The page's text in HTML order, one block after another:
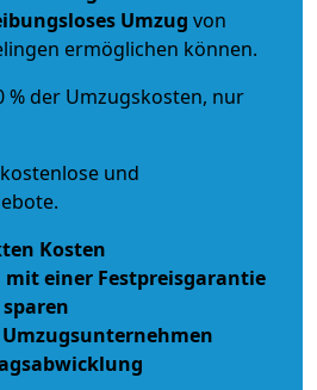
Umzug von
ermöglichen können.
% der Umzugskosten, nur
und
Kosten
mit einer Festpreisgarantie
sparen